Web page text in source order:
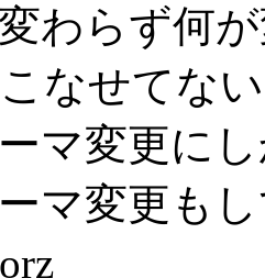
わらず何
なせてな
マ変更に
マ変更も